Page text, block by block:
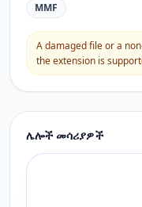
MMF
A damaged file or a
the extension is
ሌሎች መሳሪያዎች